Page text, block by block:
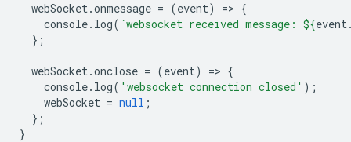
webSocket.onmessage = (event) => {
console. log( `websocket received message: ${event
};
webSocket.onclose = (event) => {
console. log( 'websocket connection closed' );
webSocket = null ;
};
}